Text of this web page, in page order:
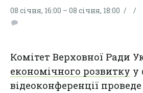
08 січня, 16:00 – 08 січня, 18:00
Комітет Верховної Ради
економічного розвитку у
відеоконференції